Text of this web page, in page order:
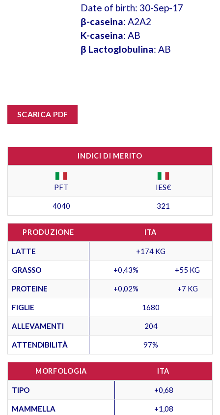
Date of birth: 30-Sep-17
β-caseina: A2A2
K-caseina: AB
β Lactoglobulina: AB
SCARICA PDF
INDICI DI MERITO
PFT IES€
4040 321
PRODUZIONE ITA
LATTE +174 KG
GRASSO +0,43% +55 KG
PROTEINE +0,02% +7 KG
FIGLIE 1680
ALLEVAMENTI 204
ATTENDIBILITÀ 97%
MORFOLOGIA ITA
TIPO +0,68
MAMMELLA +1,08